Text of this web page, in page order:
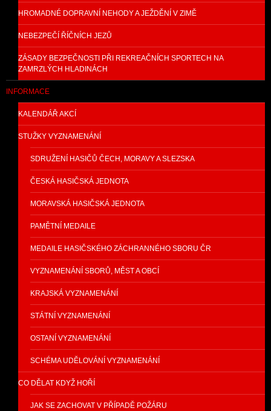
HROMADNÉ DOPRAVNÍ NEHODY A JEŽDĚNÍ V ZIMĚ
NEBEZPEČÍ ŘÍČNÍCH JEZŮ
ZÁSADY BEZPEČNOSTI PŘI REKREAČNÍCH SPORTECH NA
ZAMRZLÝCH HLADINÁCH
INFORMACE
KALENDÁŘ AKCÍ
STUŽKY VYZNAMENÁNÍ
SDRUŽENÍ HASIČŮ ČECH, MORAVY A SLEZSKA
ČESKÁ HASIČSKÁ JEDNOTA
MORAVSKÁ HASIČSKÁ JEDNOTA
PAMĚTNÍ MEDAILE
MEDAILE HASIČSKÉHO ZÁCHRANNÉHO SBORU ČR
VYZNAMENÁNÍ SBORŮ, MĚST A OBCÍ
KRAJSKÁ VYZNAMENÁNÍ
STÁTNÍ VYZNAMENÁNÍ
OSTANÍ VYZNAMENÁNÍ
SCHÉMA UDĚLOVÁNÍ VYZNAMENÁNÍ
CO DĚLAT KDYŽ HOŘÍ
JAK SE ZACHOVAT V PŘÍPADĚ POŽÁRU